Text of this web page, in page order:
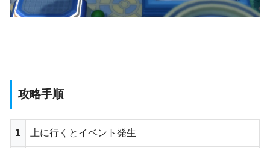
攻略手順
1 上に行くとイベント発生